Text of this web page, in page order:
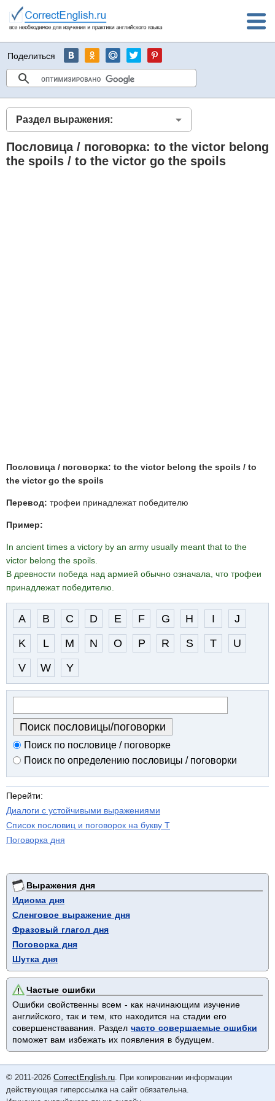
Поделиться
Раздел выражения:
Пословица / поговорка: to the victor belong
the spoils / to the victor go the spoils
Пословица / поговорка: to the victor belong the spoils / to
the victor go the spoils
Перевод: трофеи принадлежат победителю
Пример:
In ancient times a victory by an army usually meant that to the
victor belong the spoils.
В древности победа над армией обычно означала, что трофеи
принадлежат победителю.
A B C D E F G H I
J
K
L M N O P R S T
U
V
W Y
Поиск по пословице / поговорке
Поиск по определению пословицы / поговорки
Перейти:
Диалоги с устойчивыми выражениями
Список пословиц и поговорок на букву T
Поговорка дня
Выражения дня
Идиома дня
Сленговое выражение дня
Фразовый глагол дня
Поговорка дня
Шутка дня
Частые ошибки
Ошибки свойственны всем - как начинающим изучение
английского, так и тем, кто находится на стадии его
совершенствавания. Раздел часто совершаемые ошибки
поможет вам избежать их появления в будущем.
© 2011-2026 CorrectEnglish.ru. При копировании информации
действующая гиперссылка на сайт обязательна.